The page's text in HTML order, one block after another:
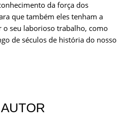
da força dos
que também eles tenham a
o seu laborioso trabalho, como
de séculos de história do nosso